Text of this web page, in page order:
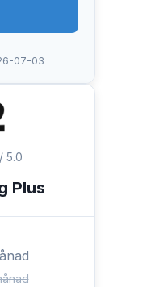
07-03
5.0
Plus